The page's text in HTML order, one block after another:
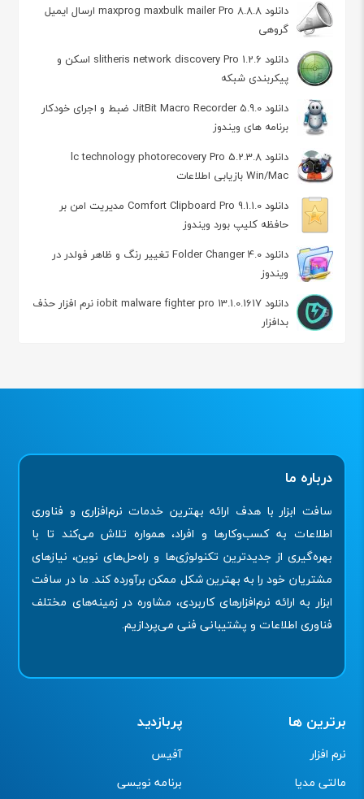
دانلود maxprog maxbulk mailer Pro 8.8.8 ارسال ایمیل
گروهی
دانلود slitheris network discovery Pro 1.2.6 اسکن و
پیکربندی شبکه
دانلود JitBit Macro Recorder 5.9.0 ضبط و اجرای خودکار
برنامه های ویندوز
دانلود lc technology photorecovery Pro 5.2.3.8
Win/Mac بازیابی اطلاعات
دانلود Comfort Clipboard Pro 9.1.1.0 مدیریت امن بر
حافظه کلیپ بورد ویندوز
دانلود Folder Changer 4.0 تغییر رنگ و ظاهر فولدر در
ویندوز
دانلود iobit malware fighter pro 13.1.0.1617 نرم افزار حذف
بدافزار
درباره ما
سافت ابزار با هدف ارائه بهترین خدمات نرم‌افزاری و فناوری
اطلاعات به کسب‌وکارها و افراد، همواره تلاش می‌کند تا با
بهره‌گیری از جدیدترین تکنولوژی‌ها و راه‌حل‌های نوین، نیازهای
مشتریان خود را به بهترین شکل ممکن برآورده کند. ما در سافت
ابزار به ارائه نرم‌افزارهای کاربردی، مشاوره در زمینه‌های مختلف
فناوری اطلاعات و پشتیبانی فنی می‌پردازیم.
برترین ها
نرم افزار
مالتی مدیا
پربازدید
آفیس
برنامه نویسی